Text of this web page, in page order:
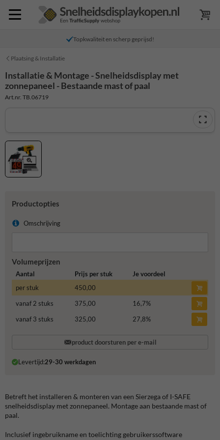
Topkwaliteit en scherp geprijsd!
Plaatsing & Installatie
Installatie & Montage - Snelheidsdisplay met
zonnepaneel - Bestaande mast of paal
Art.nr. TB.06719
Productopties
Omschrijving
Volumeprijzen
Aantal Prijs per stuk
Je voordeel
per stuk
450,00
vanaf 2 stuks
375,00 16,7%
vanaf 3 stuks
325,00 27,8%
product doorsturen per e-mail
Levertijd:29-30 werkdagen
Betreft het installeren & monteren van een Sierzega of I-SAFE
snelheidsdisplay met zonnepaneel. Montage aan bestaande mast of
paal.
Inclusief ingebruikname en toelichting gebruikerssoftware